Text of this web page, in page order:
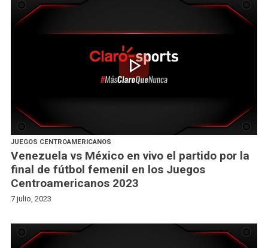
play_arrow
JUEGOS CENTROAMERICANOS
Venezuela vs México en vivo el partido por la
final de fútbol femenil en los Juegos
Centroamericanos 2023
7 julio, 2023